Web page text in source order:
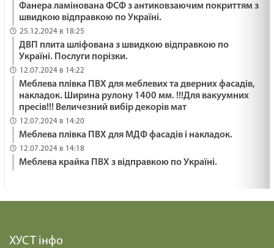
Час царювання Ісуса. Мт 4:12-17. Неділя після
Просвіщення
29.01.2025
Він Наш Мир
29.01.2025
ПІДПІЛЬНЕ БЛАГОСЛОВІННЯ /1474/ Майтеся
файно
29.01.2025
Фанера ламінована ФСФ з антиковзаючим покриттям з
швидкою відправкою по Україні.
25.12.2024 в 18:25
ДВП плита шліфована з швидкою відправкою по
Україні. Послуги порізки.
12.07.2024 в 14:22
Меблева плівка ПВХ для меблевих та дверних фасадів,
накладок. Ширина рулону 1400 мм. !!!Для вакуумних
пресів!!! Величезний вибір декорів мат
12.07.2024 в 14:20
Меблева плівка ПВХ для МДФ фасадів і накладок.
12.07.2024 в 14:18
Меблева крайка ПВХ з відправкою по Україні.
ХУСТ інфо